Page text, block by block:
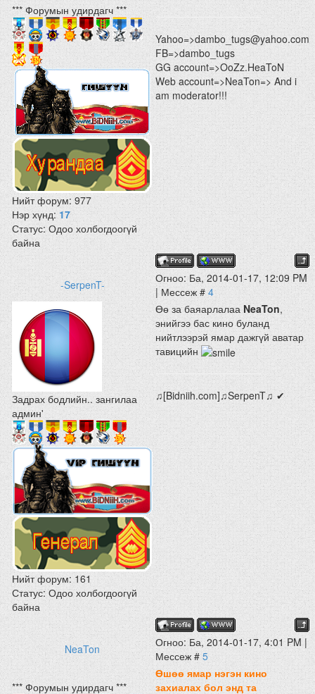
*** Форумын удирдагч ***
Нийт форум:977
Нэр хүнд:17
Статус:Одоо холбогдоогүй
байна
Yahoo=>dambo_tugs@yahoo.com
FB=>dambo_tugs
GG account=>OoZz.HeaToN
Web account=>NeaTon=> And i
am moderator!!!
-SerpenT-
Огноо: Ба, 2014-01-17, 12:09 PM
| Мессеж #4
Задрах бодлийн.. зангилаа
админ'
Нийт форум:161
Статус:Одоо холбогдоогүй
байна
Өө за баяарлалааNeaTon,
энийгээ бас кино буланд
нийтлээрэй ямар дажгүй аватар
тавицийн
♫[Bidniih.com]♫SerpenT♫ ✔
NeaTon
Огноо: Ба, 2014-01-17, 4:01 PM |
Мессеж #5
*** Форумын удирдагч ***
Өшөө ямар нэгэн кино
захиалах бол энд та